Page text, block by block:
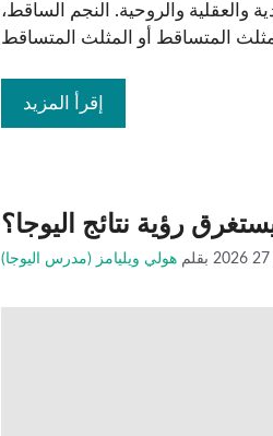
والعقلية والروحية. النجم الساقط،
إقرأ المزيد
رؤية نتائج اليوجا؟
بقلم هولي ويليامز (مدرس اليوجا)